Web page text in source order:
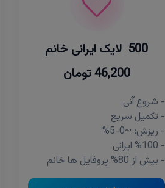
500 لایک ایرانی خانم
46,200 تومان
- شروع آنی
- تکمیل سریع
- ریزش: ~0-5%
- %100 ایرانی
- بیش از 80% پروفایل ها خانم